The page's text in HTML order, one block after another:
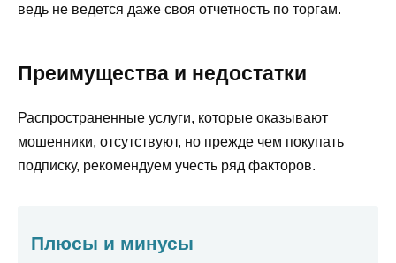
ведь не ведется даже своя отчетность по торгам.
Преимущества и недостатки
Распространенные услуги, которые оказывают
мошенники, отсутствуют, но прежде чем покупать
подписку, рекомендуем учесть ряд факторов.
Плюсы и минусы